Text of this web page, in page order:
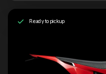
Ready to pickup